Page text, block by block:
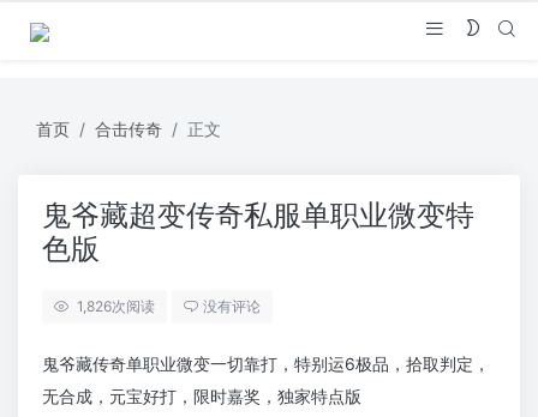
首页 合击传奇 正文
鬼爷藏超变传奇私服单职业微变特
色版
1,826次阅读 没有评论
鬼爷藏传奇单职业微变一切靠打，特别运6极品，拾取判定，
无合成，元宝好打，限时嘉奖，独家特点版